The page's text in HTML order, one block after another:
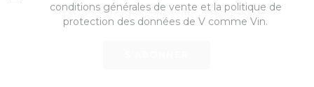
conditions générales de vente et la politique de
protection des données de V comme Vin.